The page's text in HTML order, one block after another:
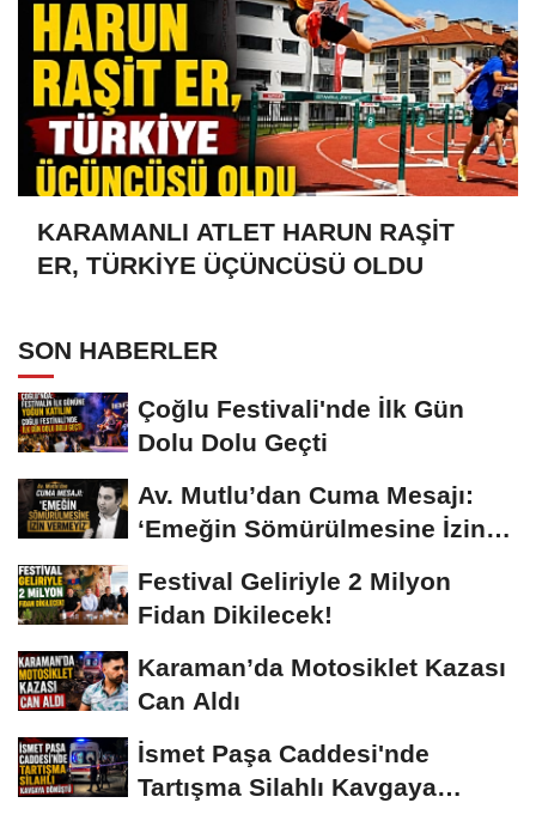
KARAMANLI ATLET HARUN RAŞİT
ER, TÜRKİYE ÜÇÜNCÜSÜ OLDU
SON HABERLER
Çoğlu Festivali'nde İlk Gün
Dolu Dolu Geçti
Av. Mutlu’dan Cuma Mesajı:
‘Emeğin Sömürülmesine İzin
Festival Geliriyle 2 Milyon
Fidan Dikilecek!
Karaman’da Motosiklet Kazası
Can Aldı
İsmet Paşa Caddesi'nde
Tartışma Silahlı Kavgaya